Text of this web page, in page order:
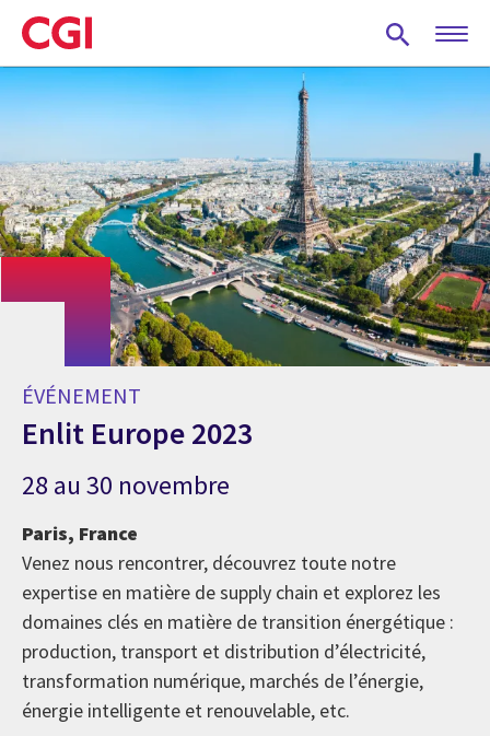
Skip
to
main
content
ÉVÉNEMENT
Enlit Europe 2023
28 au 30 novembre
Paris, France
Venez nous rencontrer, découvrez toute notre
expertise en matière de supply chain et explorez les
domaines clés en matière de transition énergétique :
production, transport et distribution d’électricité,
transformation numérique, marchés de l’énergie,
énergie intelligente et renouvelable, etc.